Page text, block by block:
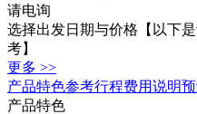
请电询
选择出发日期与价格 【以下
考】
更多 >>
产品特色参考行程费用说明
产品特色